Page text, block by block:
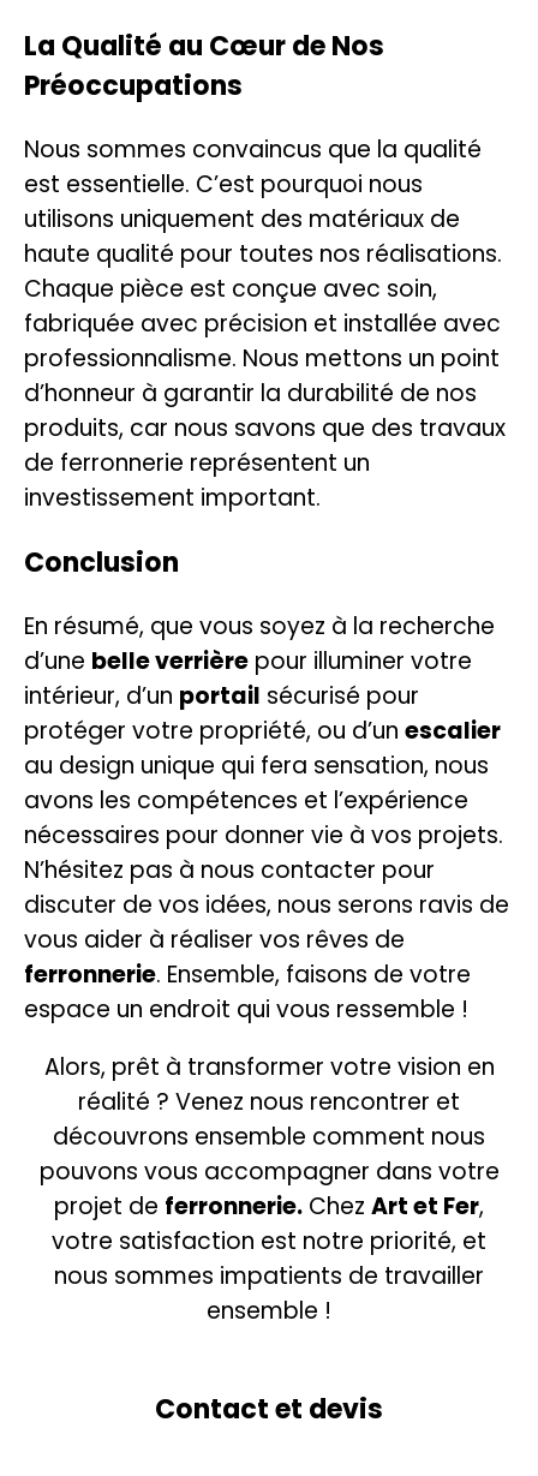
La Qualité au Cœur de Nos
Préoccupations
Nous sommes convaincus que la qualité
est essentielle. C’est pourquoi nous
utilisons uniquement des matériaux de
haute qualité pour toutes nos réalisations.
Chaque pièce est conçue avec soin,
fabriquée avec précision et installée avec
professionnalisme. Nous mettons un point
d’honneur à garantir la durabilité de nos
produits, car nous savons que des travaux
de ferronnerie représentent un
investissement important.
Conclusion
En résumé, que vous soyez à la recherche
d’une belle verrière pour illuminer votre
intérieur, d’un portail sécurisé pour
protéger votre propriété, ou d’un escalier
au design unique qui fera sensation, nous
avons les compétences et l’expérience
nécessaires pour donner vie à vos projets.
N’hésitez pas à nous contacter pour
discuter de vos idées, nous serons ravis de
vous aider à réaliser vos rêves de
ferronnerie. Ensemble, faisons de votre
espace un endroit qui vous ressemble !
Alors, prêt à transformer votre vision en
réalité ? Venez nous rencontrer et
découvrons ensemble comment nous
pouvons vous accompagner dans votre
projet de ferronnerie. Chez Art et Fer,
votre satisfaction est notre priorité, et
nous sommes impatients de travailler
ensemble !
Contact et devis